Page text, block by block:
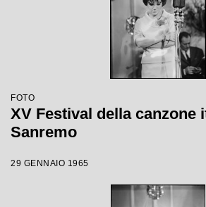
FOTO
XV Festival della canzone
Sanremo
29 GENNAIO 1965